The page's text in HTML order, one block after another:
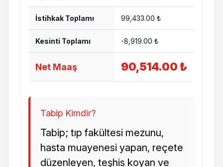
İstihkak Toplamı 99,433.00 ₺
Kesinti Toplamı -8,919.00 ₺
Net Maaş 90,514.00 ₺
Tabip Kimdir?
Tabip; tıp fakültesi mezunu,
hasta muayenesi yapan, reçete
düzenleyen, teşhis koyan ve